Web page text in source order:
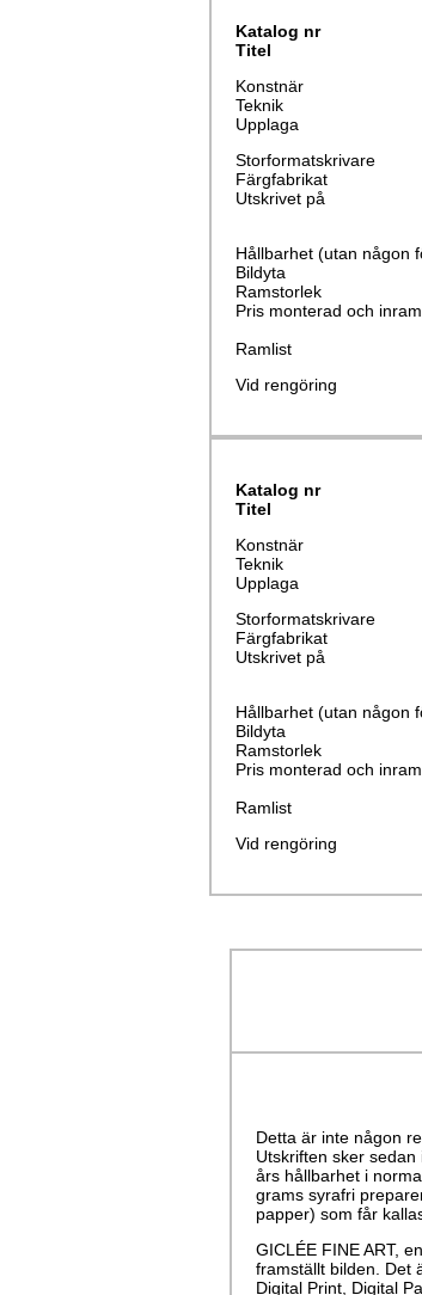
Katalog nr
Titel
Konstnär
Teknik
Upplaga
Storformatskrivare
Färgfabrikat
Utskrivet på
Hållbarhet (utan någon
Bildyta
Ramstorlek
Pris monterad och
Ramlist
Vid rengöring
Katalog nr
Titel
Konstnär
Teknik
Upplaga
Storformatskrivare
Färgfabrikat
Utskrivet på
Hållbarhet (utan någon
Bildyta
Ramstorlek
Pris monterad och
Ramlist
Vid rengöring
Detta är inte någon
Utskriften sker
års hållbarhet i
grams syrafri
papper) som får
GICLÉE FINE ART,
framställt bilden. Det
Digital Print, Digital